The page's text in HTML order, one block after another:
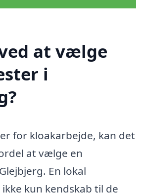
at vælge
i
for kloakarbejde, kan det
at vælge en
En lokal
kun kendskab til de